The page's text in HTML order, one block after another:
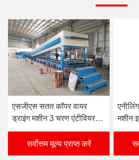
एसजीएस सतत कॉपर वायर
ड्राइंग मशीन 3 चरण एंटीवियर
प्रैक्टिकल
सर्वोत्तम मूल्य प्राप्त करें
मशीन